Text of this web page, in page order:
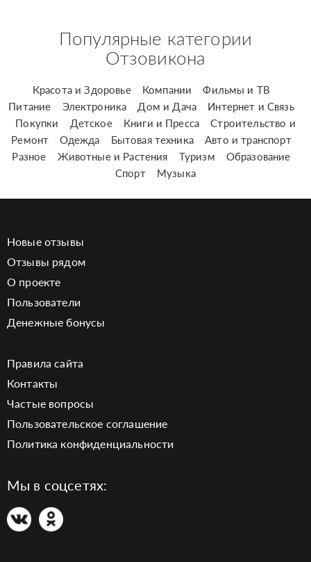
Популярные категории
Отзовикона
Красота и Здоровье Компании
Фильмы и ТВ
Питание
Электроника Дом и Дача
Интернет и Связь
Покупки
Детское Книги и Пресса
Строительство и
Ремонт
Одежда Бытовая техника
Авто и транспорт
Разное
Животные и Растения Туризм
Образование
Спорт
Музыка
Новые отзывы
Отзывы рядом
О проекте
Пользователи
Денежные бонусы
Правила сайта
Контакты
Частые вопросы
Пользовательское соглашение
Политика конфиденциальности
Мы в соцсетях: